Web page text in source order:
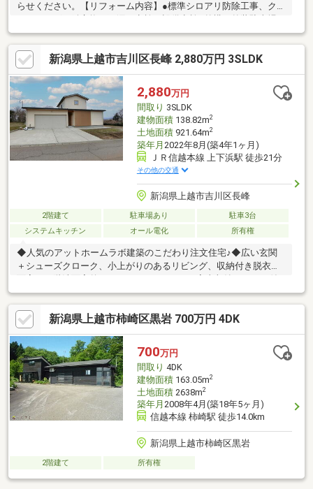
らせください。【リフォーム内容】●標準シロアリ防除工事、ク
拡張、外壁塗装、植栽剪定●水回りシステムキッチン交換、ユニ
ットバス交換、トイレ交換、洗面化粧台交換●内装間取変更、玄
関扉交換、室内ドア（一部）交換、床材上張り、シューズボック
ス交換、クロス張替え、畳表替え、障子・襖張替え●その他設備
給湯器交換、インターホン設置、火災警報器設置、照明器具交換
【おすすめポイント】・本物件は条件により住宅ローン減税が適
用されます。・雨漏り、
新潟県上越市吉川区長峰 2,880万円 3SLDK
2,880万円
間取り 3SLDK
建物面積138.82m2
土地面積921.64m2
築年月 2022年8月(築4年1ヶ月)
ＪＲ信越本線 上下浜駅 徒歩21分
その他の交通
新潟県上越市吉川区長峰
2階建て 駐車場あり
駐車3台
システムキッチン
オール電化 所有権
◆人気のアットホームラボ建築のこだわり注文住宅♪◆広い玄関
＋シューズクローク、小上がりのあるリビング、収納付き脱衣洗
面室、２階洗面室兼ドライスペース、WICと家事収納スペース付
の主寝室とこだわりが満載♪◆コンビニ徒歩８分、道の駅徒歩１
０分、さらに日帰り温泉まで徒歩圏♪◆こだわりの築浅住宅で、
便利な田舎暮らしを堪能できます♪
新潟県上越市柿崎区黒岩 700万円 4DK
700万円
間取り 4DK
建物面積163.05m2
土地面積2638m2
築年月 2008年4月(築18年5ヶ月)
信越本線 柿崎駅 徒歩14.0km
新潟県上越市柿崎区黒岩
2階建て 所有権